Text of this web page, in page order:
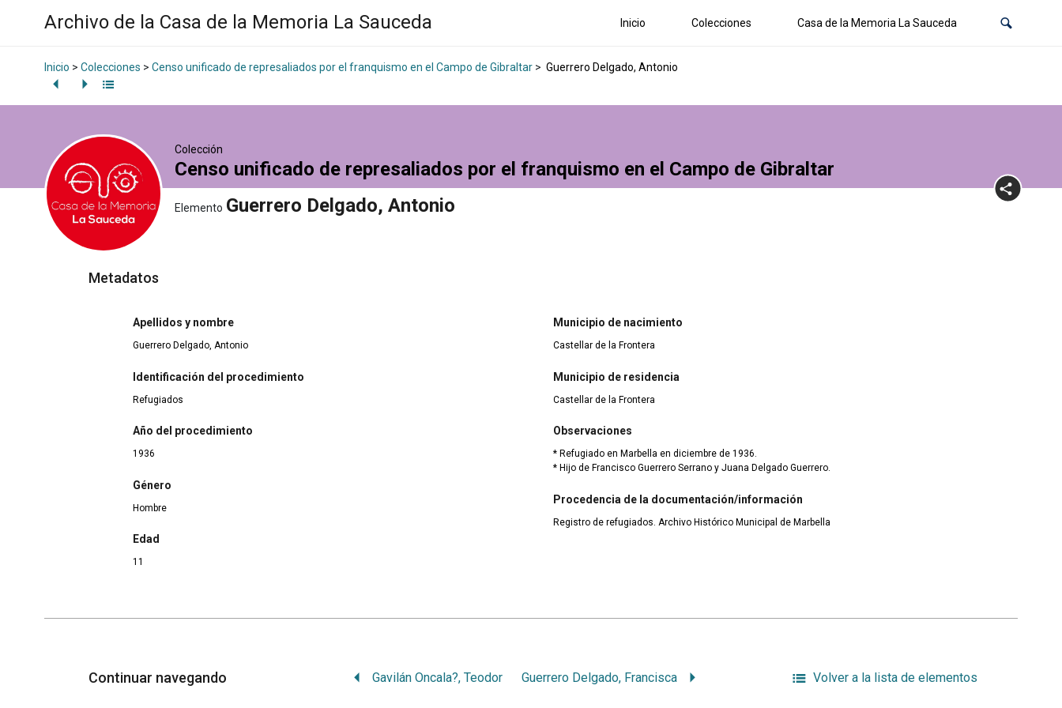
Archivo de la Casa de la Memoria La Sauceda Inicio Colecciones Casa de la Memoria La Sauceda
Inicio > Colecciones > Censo unificado de represaliados por el franquismo en el Campo de Gibraltar > Guerrero Delgado, Antonio
Colección
Censo unificado de represaliados por el franquismo en el Campo de Gibraltar
Elemento Guerrero Delgado, Antonio
Metadatos
Apellidos y nombre
Guerrero Delgado, Antonio
Identificación del procedimiento
Refugiados
Año del procedimiento
1936
Género
Hombre
Edad
11
Municipio de nacimiento
Castellar de la Frontera
Municipio de residencia
Castellar de la Frontera
Observaciones
* Refugiado en Marbella en diciembre de 1936.
* Hijo de Francisco Guerrero Serrano y Juana Delgado Guerrero.
Procedencia de la documentación/información
Registro de refugiados. Archivo Histórico Municipal de Marbella
Continuar navegando Gavilán Oncala?, Teodor Guerrero Delgado, Francisca Volver a la lista de elementos